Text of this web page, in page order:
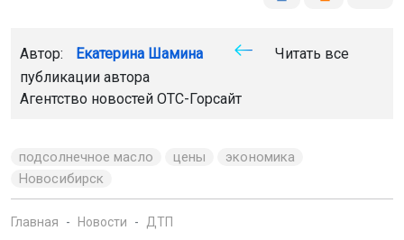
Автор: Екатерина Шамина
Читать все
публикации автора
Агентство новостей ОТС-Горсайт
подсолнечное масло цены
экономика
Новосибирск
Главная Новости ДТП